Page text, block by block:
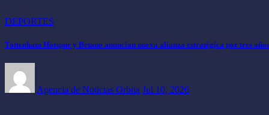
DEPORTES
Tottenham Hotspur y Betano anuncian nueva alianza estratégica por tres años
Agencia de Noticias Orbita Jul 10, 2026